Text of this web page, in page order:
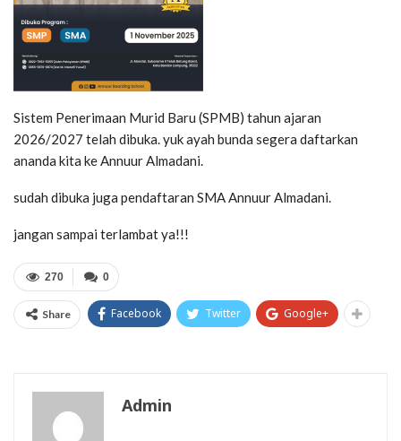
Sistem Penerimaan Murid Baru (SPMB) tahun ajaran
2026/2027 telah dibuka. yuk ayah bunda segera daftarkan
ananda kita ke Annuur Almadani.
sudah dibuka juga pendaftaran SMA Annuur Almadani.
jangan sampai terlambat ya!!!
0
270
Share Facebook Twitter Google+
Admin